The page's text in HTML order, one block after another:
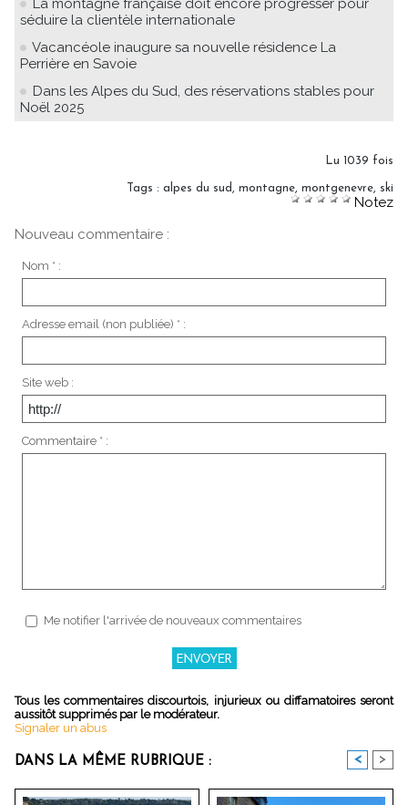
séduire la clientèle internationale
Vacancéole inaugure sa nouvelle résidence La
Perrière en Savoie
Dans les Alpes du Sud, des réservations stables pour
Noël 2025
Lu 1039 fois
Tags : alpes du sud montagne montgenevre ski
Notez
Nouveau commentaire :
Nom * :
Adresse email (non publiée) * :
Site web :
Commentaire * :
Me notifier l'arrivée de nouveaux commentaires
Tous les commentaires discourtois, injurieux ou diffamatoires seront
aussitôt supprimés par le modérateur.
Signaler un abus
DANS LA MÊME RUBRIQUE : < >